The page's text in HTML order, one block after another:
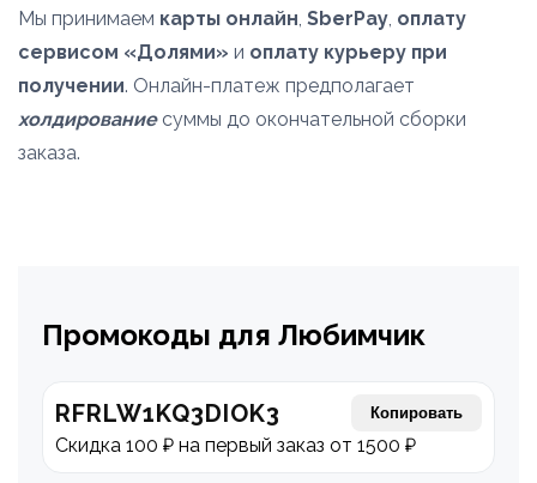
Мы принимаем карты онлайн, SberPay, оплату
сервисом «Долями» и оплату курьеру при
получении. Онлайн-платеж предполагает
холдированиесуммы до окончательной сборки
заказа.
Промокоды для Любимчик
RFRLW1KQ3DIOK3 Копировать
Скидка 100 ₽ на первый заказ от 1500 ₽